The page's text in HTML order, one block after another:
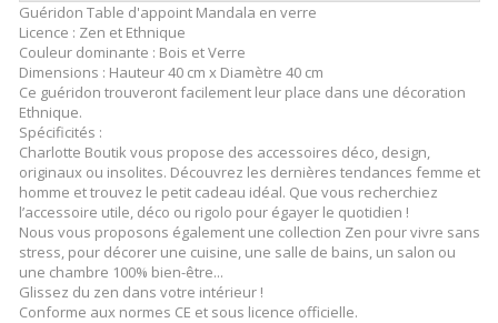
Guéridon Table d'appoint Mandala en verre
Licence : Zen et Ethnique
Couleur dominante : Bois et Verre
Dimensions : Hauteur 40 cm x Diamètre 40 cm
Ce guéridon trouveront facilement leur place dans une décoration
Ethnique.
Spécificités :
Charlotte Boutik vous propose des accessoires déco, design,
originaux ou insolites. Découvrez les dernières tendances femme et
homme et trouvez le petit cadeau idéal. Que vous recherchiez
l’accessoire utile, déco ou rigolo pour égayer le quotidien !
Nous vous proposons également une collection Zen pour vivre sans
stress, pour décorer une cuisine, une salle de bains, un salon ou
une chambre 100% bien-être...
Glissez du zen dans votre intérieur !
Conforme aux normes CE et sous licence officielle.